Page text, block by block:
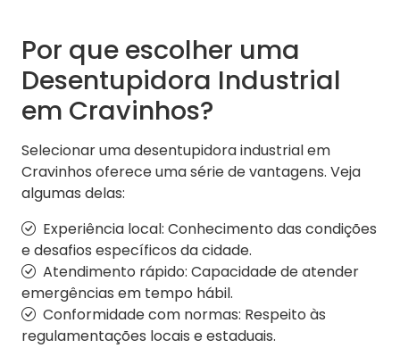
Por que escolher uma
Desentupidora Industrial
em Cravinhos?
Selecionar uma desentupidora industrial em
Cravinhos oferece uma série de vantagens. Veja
algumas delas:
Experiência local: Conhecimento das condições
e desafios específicos da cidade.
Atendimento rápido: Capacidade de atender
emergências em tempo hábil.
Conformidade com normas: Respeito às
regulamentações locais e estaduais.